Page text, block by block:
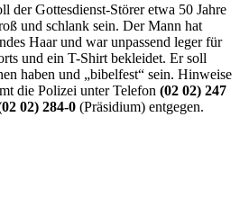
der Gottesdienst-Störer etwa 50 Jahre
und schlank sein. Der Mann hat
Haar und war unpassend leger für
und ein T-Shirt bekleidet. Er soll
haben und „bibelfest“ sein. Hinweise
die Polizei unter Telefon (02 02) 247
02) 284-0 (Präsidium) entgegen.